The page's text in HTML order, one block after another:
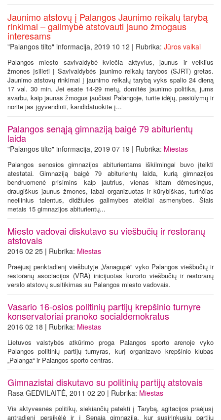
Jaunimo atstovų į Palangos Jaunimo reikalų tarybą
rinkimai – galimybė atstovauti jauno žmogaus
interesams
"Palangos tilto" informacija, 2019 10 12 | Rubrika: Jūros vaikai
Palangos miesto savivaldybė kviečia aktyvius, jaunus ir veiklius
žmones įsilieti į Savivaldybės jaunimo reikalų tarybos (SJRT) gretas.
Jaunimo atstovų rinkimai į jaunimo reikalų tarybą vyks spalio 24 dieną
17 val. 30 min. Jei esate 14-29 metų, domitės jaunimo politika, jums
svarbu, kaip jaunas žmogus jaučiasi Palangoje, turite idėjų, pasiūlymų ir
norite jas įgyvendinti, kandidatuokite į...
Palangos senąją gimnaziją baigė 79 abiturientų
laida
"Palangos tilto" informacija, 2019 07 19 | Rubrika: Miestas
Palangos senosios gimnazijos abiturientams iškilmingai buvo įteikti
atestatai. Gimnaziją baigė 79 abiturientų laida, kurią gimnazijos
bendruomenė prisimins kaip jautrius, vienas kitam dėmesingus,
draugiškus jaunus žmones, labai organizuotas ir kūrybiškas, turinčias
neeilinius talentus, didžiules galimybes ateičiai asmenybes. Šiais
metais 15 gimnazijos abiturientų...
Miesto vadovai diskutavo su viešbučių ir restoranų
atstovais
2016 02 25 | Rubrika: Miestas
Praėjusį penktadienį viešbutyje „Vanagupė“ vyko Palangos viešbučių ir
restoranų asociacijos (VRA) inicijuotas kurorto viešbučių ir restoranų
verslo atstovų susitikimas su Palangos miesto vadovais.
Vasario 16-osios politinių partijų krepšinio turnyre
konservatoriai pranoko socialdemokratus
2016 02 18 | Rubrika: Miestas
Lietuvos valstybės atkūrimo proga Palangos sporto arenoje vyko
Palangos politinių partijų turnyras, kurį organizavo krepšinio klubas
„Palanga“ ir Palangos sporto centras.
Gimnazistai diskutavo su politinių partijų atstovais
Rasa GEDVILAITĖ, 2011 02 20 | Rubrika: Miestas
Vis aktyvesnės politikų, siekiančių patekti į Tarybą, agitacijos praėjusį
antradienį persikėlė ir į Senąją gimnaziją, kur susirinkusių partijų